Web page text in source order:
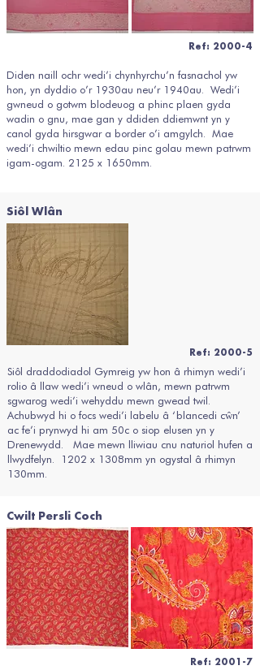
Ref: 2000-4
Diden naill ochr wedi’i chynhyrchu’n fasnachol yw
hon, yn dyddio o’r 1930au neu’r 1940au. Wedi’i
gwneud o gotwm blodeuog a phinc plaen gyda
wadin o gnu, mae gan y ddiden ddiemwnt yn y
canol gyda hirsgwar a border o’i amgylch. Mae
wedi’i chwiltio mewn edau pinc golau mewn patrwm
igam-ogam. 2125 x 1650mm.
Siôl Wlân
Ref: 2000-5
Siôl draddodiadol Gymreig yw hon â rhimyn wedi’i
rolio â llaw wedi’i wneud o wlân, mewn patrwm
sgwarog wedi’i wehyddu mewn gwead twil.
Achubwyd hi o focs wedi’i labelu â ‘blancedi cŵn’
ac fe’i prynwyd hi am 50c o siop elusen yn y
Drenewydd. Mae mewn lliwiau cnu naturiol hufen a
llwydfelyn. 1202 x 1308mm yn ogystal â rhimyn
130mm.
Cwilt Persli Coch
Ref: 2001-7